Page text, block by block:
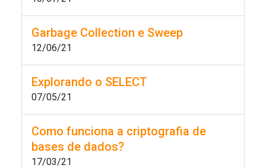
Garbage Collection e Sweep
12/06/21
Explorando o SELECT
07/05/21
Como funciona a criptografia de
bases de dados?
17/03/21